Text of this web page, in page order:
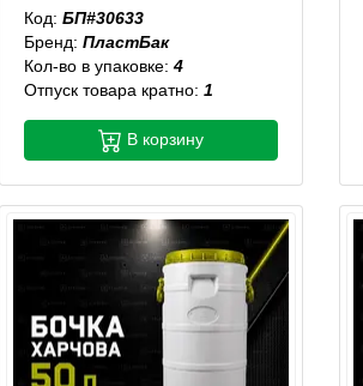
Код: БП#30633
Бренд: ПластБак
Кол-во в упаковке: 4
Отпуск товара кратно: 1
В корзину